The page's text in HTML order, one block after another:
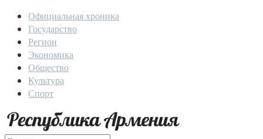
Официальная хроника
Государство
Регион
Экономика
Общество
Культура
Спорт